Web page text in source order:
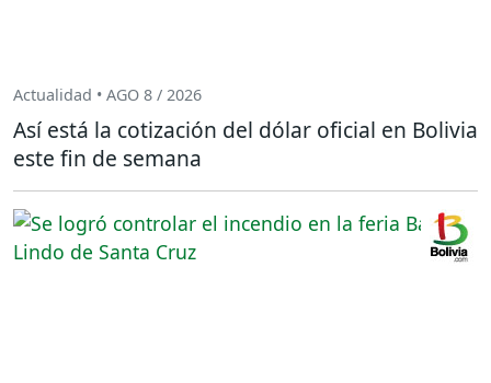
Actualidad • AGO 8 / 2026
Así está la cotización del dólar oficial en Bolivia
este fin de semana